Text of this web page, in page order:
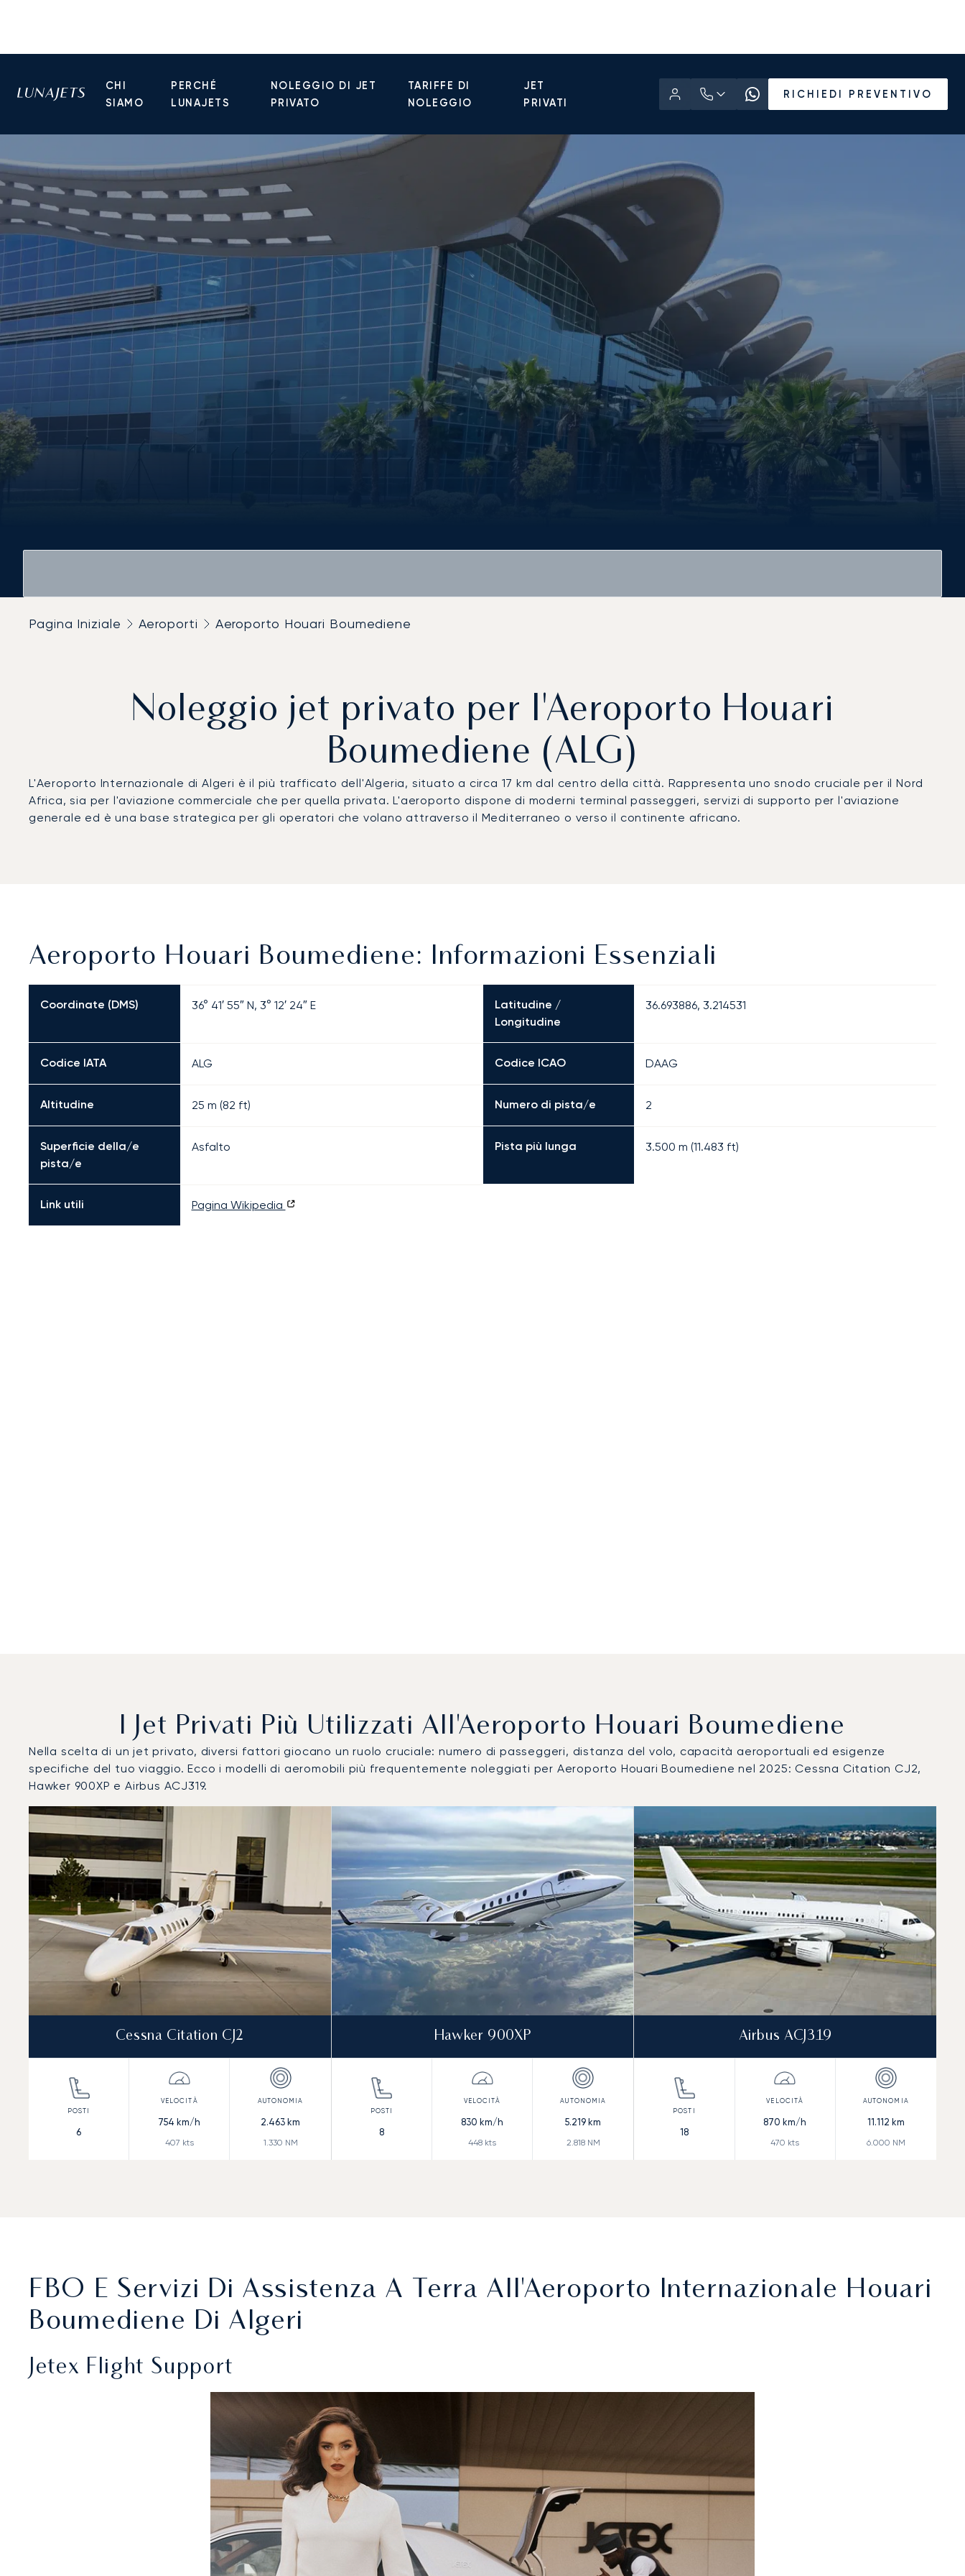
CHI
SIAMO
PERCHÉ
LUNAJETS
NOLEGGIO DI JET
PRIVATO
TARIFFE DI
NOLEGGIO
JET
PRIVATI
RICHIEDI PREVENTIVO
Pagina Iniziale Aeroporti Aeroporto Houari Boumediene
Noleggio jet privato per l'Aeroporto Houari
Boumediene (ALG)
L'Aeroporto Internazionale di Algeri è il più trafficato dell'Algeria, situato a circa 17 km dal centro della città. Rappresenta uno snodo cruciale per il Nord
Africa, sia per l'aviazione commerciale che per quella privata. L'aeroporto dispone di moderni terminal passeggeri, servizi di supporto per l'aviazione
generale ed è una base strategica per gli operatori che volano attraverso il Mediterraneo o verso il continente africano.
Aeroporto Houari Boumediene: Informazioni Essenziali
Coordinate (DMS) 36° 41′ 55″ N, 3° 12′ 24″ E
Latitudine /
Longitudine
36.693886, 3.214531
Codice IATA ALG Codice ICAO DAAG
Altitudine 25 m (82 ft) Numero di pista/e 2
Superficie della/e
pista/e
Asfalto Pista più lunga 3.500 m (11.483 ft)
Link utili Pagina Wikipedia
I Jet Privati Più Utilizzati All'Aeroporto Houari Boumediene
Nella scelta di un jet privato, diversi fattori giocano un ruolo cruciale: numero di passeggeri, distanza del volo, capacità aeroportuali ed esigenze
specifiche del tuo viaggio. Ecco i modelli di aeromobili più frequentemente noleggiati per Aeroporto Houari Boumediene nel 2025: Cessna Citation CJ2,
Hawker 900XP e Airbus ACJ319.
Aeroporto Houari Boumediene : I 3 modelli di aeromobile più utilizzati per numero di movimenti volo nel 2025
Foto dell'aeromobileModello di aeromobile
Velocità (km/h)
Autonomia (km)
Autonomia (NM)
Cessna Citation CJ2
6
754 km/h
407 kts
2.463 km
1.330 NM
Hawker 900XP
8
830 km/h
448 kts
5.219 km
2.818NM
Airbus ACJ319
18
870 km/h
470 kts
11.112 km
6.000 NM
FBO E Servizi Di Assistenza A Terra All'Aeroporto Internazionale Houari
Boumediene Di Algeri
Jetex Flight Support